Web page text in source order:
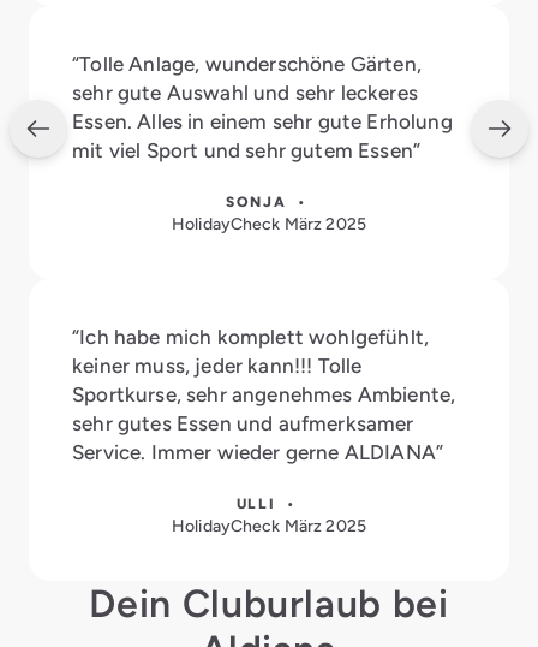
“Tolle Anlage, wunderschöne Gärten,
sehr gute Auswahl und sehr leckeres
Essen. Alles in einem sehr gute Erholung
mit viel Sport und sehr gutem Essen”
SONJA •
HolidayCheck März 2025
“Ich habe mich komplett wohlgefühlt,
keiner muss, jeder kann!!! Tolle
Sportkurse, sehr angenehmes Ambiente,
sehr gutes Essen und aufmerksamer
Service. Immer wieder gerne ALDIANA”
ULLI •
HolidayCheck März 2025
Dein Cluburlaub bei